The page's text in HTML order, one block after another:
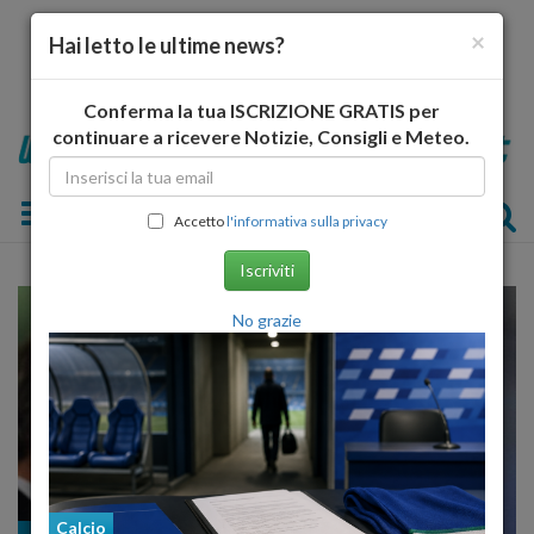
Toggle navigation
×
Hai letto le ultime news?
Conferma la tua ISCRIZIONE GRATIS per
continuare a ricevere Notizie, Consigli e Meteo.
Accettol'informativa sulla privacy
Iscriviti
No grazie
Calcio